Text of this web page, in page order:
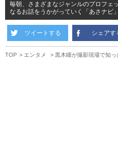
毎朝、さまざまなジャンルのプロフェ
なるお話をうかがっていく「あさナビ
ツイートする シェアす
TOP エンタメ 黒木瞳が撮影現場で知っ